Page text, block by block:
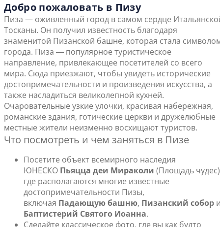
Добро пожаловать в Пизу
Пиза — оживленный город в самом сердце
Тосканы. Он получил известность благодаря
знаменитой Пизанской башне, которая стала
города. Пиза ― популярное туристическое
направление, привлекающее посетителей со всего
мира. Сюда приезжают, чтобы увидеть исторические
достопримечательности и произведения искусства, а
также насладиться великолепной кухней.
Очаровательные узкие улочки, красивая набережная,
романские здания, готические церкви и дружелюбные
местные жители неизменно восхищают туристов.
Что посмотреть и чем заняться в Пизе
Посетите объект всемирного наследия
ЮНЕСКО Пьяцца деи Мираколи (Площадь
где располагаются многие известные
достопримечательности Пизы,
включая Падающую башню, Пизанский собор
Баптистерий Святого Иоанна.
Сделайте классическое фото, где вы как будто